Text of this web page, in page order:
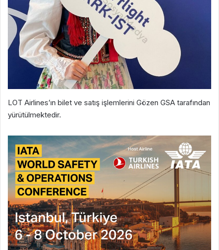
LOT Airlines’ın bilet ve satış işlemlerini Gözen GSA tarafından
yürütülmektedir.